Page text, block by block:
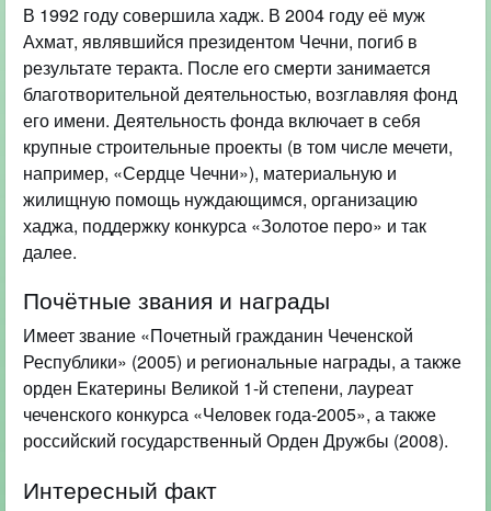
В 1992 году совершила хадж. В 2004 году её муж
Ахмат, являвшийся президентом Чечни, погиб в
результате теракта. После его смерти занимается
благотворительной деятельностью, возглавляя фонд
его имени. Деятельность фонда включает в себя
крупные строительные проекты (в том числе мечети,
например, «Сердце Чечни»), материальную и
жилищную помощь нуждающимся, организацию
хаджа, поддержку конкурса «Золотое перо» и так
далее.
Почётные звания и награды
Имеет звание «Почетный гражданин Чеченской
Республики» (2005) и региональные награды, а также
орден Екатерины Великой 1-й степени, лауреат
чеченского конкурса «Человек года-2005», а также
российский государственный Орден Дружбы (2008).
Интересный факт